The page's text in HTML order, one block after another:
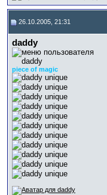
26.10.2005, 21:31
daddy
piece of magic